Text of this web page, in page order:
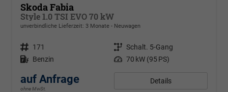
Skoda Fabia
Style 1.0 TSI EVO 70 kW
unverbindliche Lieferzeit: 3 Monate Neuwagen
Fahrzeugnr. 171 Getriebe Schalt. 5-Gang
Kraftstoff Benzin Leistung 70 kW (95 PS)
auf Anfrage
ohne MwSt.
Details